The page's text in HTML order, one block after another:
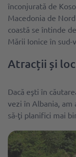
înconjurată de
Macedonia de
coastă se întinde
Mării Ionice în sud-
Atracții și
Dacă eşti în
vezi în Albania,
să-ţi planifici mai